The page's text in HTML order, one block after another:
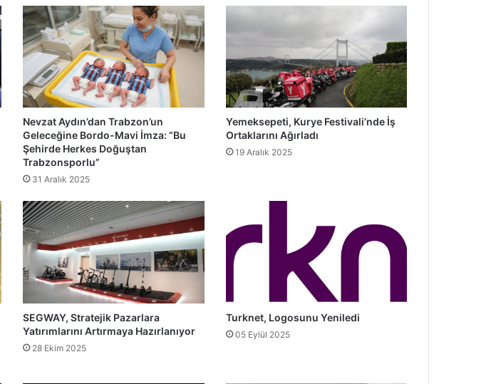
Nevzat Aydın’dan Trabzon’un
Geleceğine Bordo-Mavi İmza: “Bu
Şehirde Herkes Doğuştan
Trabzonsporlu”
31 Aralık 2025
Yemeksepeti, Kurye Festivali’nde İş
Ortaklarını Ağırladı
19 Aralık 2025
SEGWAY, Stratejik Pazarlara
Yatırımlarını Artırmaya Hazırlanıyor
28 Ekim 2025
Turknet, Logosunu Yeniledi
05 Eylül 2025